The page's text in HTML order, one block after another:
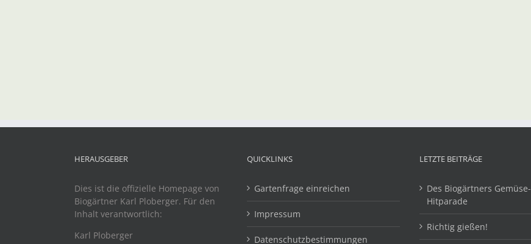
HERAUSGEBER
Dies ist die offizielle Homepage von
Biogärtner Karl Ploberger. Für den
Inhalt verantwortlich:
Karl Ploberger
QUICKLINKS
Gartenfrage einreichen
Impressum
Datenschutzbestimmungen
LETZTE BEITRÄGE
Des Biogärtners Gemüse-
Hitparade
Richtig gießen!